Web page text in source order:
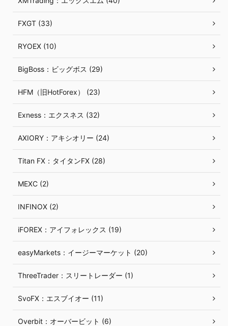
FXGT (33)
RYOEX (10)
BigBoss：ビッグボス (29)
HFM（旧HotForex） (23)
Exness：エクスネス (32)
AXIORY：アキシオリー (24)
Titan FX：タイタンFX (28)
MEXC (2)
INFINOX (2)
iFOREX：アイフォレックス (19)
easyMarkets：イージーマーケット (20)
ThreeTrader：スリートレーダー (1)
SvoFX：エスブイオー (11)
Overbit：オーバービット (6)